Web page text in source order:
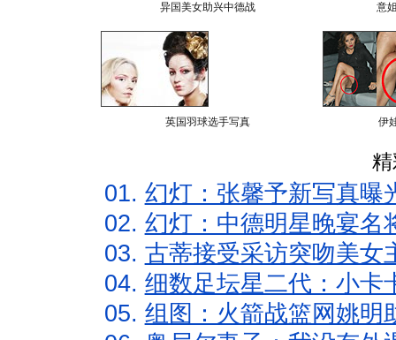
异国美女助兴中德战 意
英国羽球选手写真 伊
01. 幻灯：张馨予新写真曝
02. 幻灯：中德明星晚宴名
03. 古蒂接受采访突吻美女
04. 细数足坛星二代：小卡
05. 组图：火箭战篮网姚明